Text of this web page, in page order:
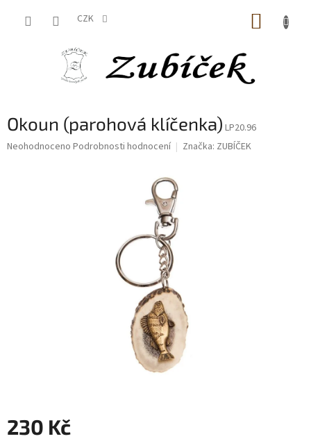
CZK
Okoun (parohová klíčenka) LP20.96
Průměrné
Neohodnoceno Podrobnosti hodnocení Značka: ZUBÍČEK
230 Kč